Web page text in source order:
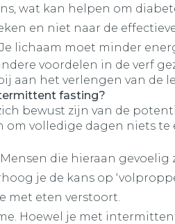
wat kan helpen om
en niet naar de
lichaam moet minder
voordelen in de verf
aan het verlengen van de
fasting?
bewust zijn van de
om volledige dagen niets
die hieraan
je de kans op
met eten verstoort.
Hoewel je met